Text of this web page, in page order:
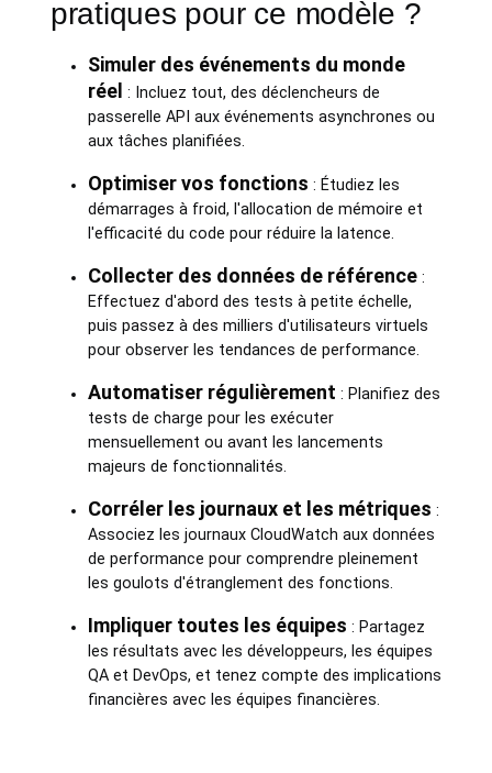
pratiques pour ce modèle ?
Simuler des événements du monde
réel : Incluez tout, des déclencheurs de
passerelle API aux événements asynchrones ou
aux tâches planifiées.
Optimiser vos fonctions : Étudiez les
démarrages à froid, l'allocation de mémoire et
l'efficacité du code pour réduire la latence.
Collecter des données de référence:
Effectuez d'abord des tests à petite échelle,
puis passez à des milliers d'utilisateurs virtuels
pour observer les tendances de performance.
Automatiser régulièrement : Planifiez des
tests de charge pour les exécuter
mensuellement ou avant les lancements
majeurs de fonctionnalités.
Corréler les journaux et les métriques :
Associez les journaux CloudWatch aux données
de performance pour comprendre pleinement
les goulots d'étranglement des fonctions.
Impliquer toutes les équipes : Partagez
les résultats avec les développeurs, les équipes
QA et DevOps, et tenez compte des implications
financières avec les équipes financières.